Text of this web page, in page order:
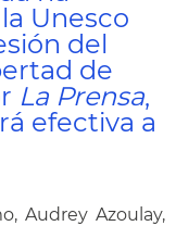
Unesco
del
de
La Prensa,
efectiva a
Audrey Azoulay,